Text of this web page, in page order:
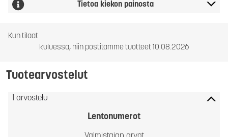
Tietoa kiekon painosta
Kun tilaat
kuluessa, niin postitamme tuotteet 10.08.2026
Tuotearvostelut
1 arvostelu
Lentonumerot